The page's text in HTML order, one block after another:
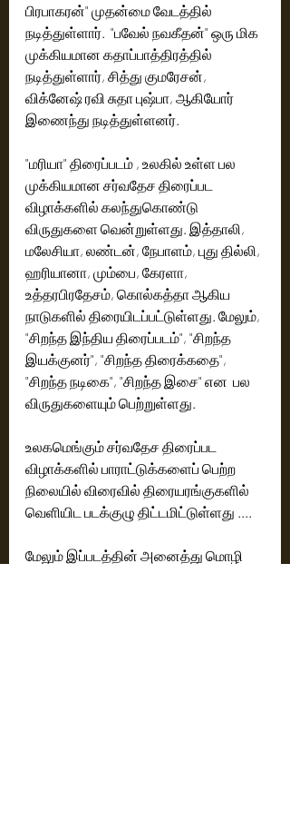
பிரபாகரன்" முதன்மை வேடத்தில்
நடித்துள்ளார்.  "பவேல் நவகீதன்" ஒரு மிக
முக்கியமான கதாப்பாத்திரத்தில்
நடித்துள்ளார், சித்து குமரேசன்,
விக்னேஷ் ரவி சுதா புஷ்பா, ஆகியோர்
இணைந்து நடித்துள்ளனர்.
"மரியா" திரைப்படம் , உலகில் உள்ள பல
முக்கியமான சர்வதேச திரைப்பட
விழாக்களில் கலந்துகொண்டு
விருதுகளை வென்றுள்ளது. இத்தாலி,
மலேசியா, லண்டன், நேபாளம், புது தில்லி,
ஹரியானா, மும்பை, கேரளா,
உத்தரபிரதேசம், கொல்கத்தா ஆகிய
நாடுகளில் திரையிடப்பட்டுள்ளது. மேலும்,
"சிறந்த இந்திய திரைப்படம்", "சிறந்த
இயக்குனர்", "சிறந்த திரைக்கதை",
"சிறந்த நடிகை", "சிறந்த இசை" என  பல
விருதுகளையும் பெற்றுள்ளது.
உலகமெங்கும் சர்வதேச திரைப்பட
விழாக்களில் பாராட்டுக்களைப் பெற்ற
நிலையில் விரைவில் திரையரங்குகளில்
வெளியிட படக்குழு திட்டமிட்டுள்ளது ....
மேலும் இப்படத்தின் அனைத்து மொழி